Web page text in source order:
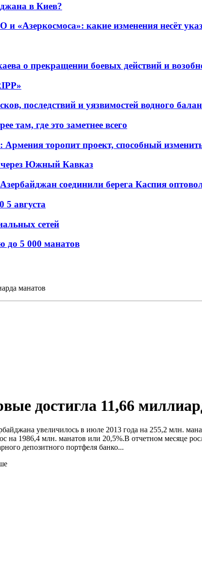
в Киев?
«Азеркосмоса»: какие изменения несёт
о прекращении боевых действий и
последствий и уязвимостей водного
там, где это заметнее всего
Армения торопит проект, способный
Южный Кавказ
соединили берега Каспия
5 августа
сетей
до 5 000 манатов
манатов
достигла 11,66
увеличилось в июле 2013 года на 255,2 млн.
на 1986,4 млн. манатов или 20,5%.В отчетном месяце
депозитного портфеля банко...